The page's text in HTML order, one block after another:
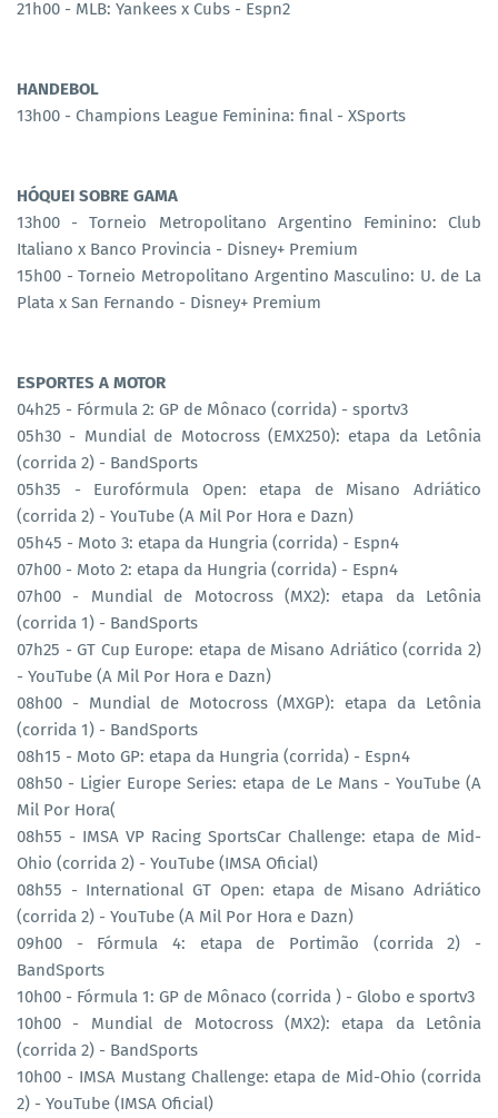
21h00 - MLB: Yankees x Cubs - Espn2
HANDEBOL
13h00 - Champions League Feminina: final - XSports
HÓQUEI SOBRE GAMA
13h00 - Torneio Metropolitano Argentino Feminino: Club
Italiano x Banco Provincia - Disney+ Premium
15h00 - Torneio Metropolitano Argentino Masculino: U. de La
Plata x San Fernando - Disney+ Premium
ESPORTES A MOTOR
04h25 - Fórmula 2: GP de Mônaco (corrida) - sportv3
05h30 - Mundial de Motocross (EMX250): etapa da Letônia
(corrida 2) - BandSports
05h35 - Eurofórmula Open: etapa de Misano Adriático
(corrida 2) - YouTube (A Mil Por Hora e Dazn)
05h45 - Moto 3: etapa da Hungria (corrida) - Espn4
07h00 - Moto 2: etapa da Hungria (corrida) - Espn4
07h00 - Mundial de Motocross (MX2): etapa da Letônia
(corrida 1) - BandSports
07h25 - GT Cup Europe: etapa de Misano Adriático (corrida 2)
- YouTube (A Mil Por Hora e Dazn)
08h00 - Mundial de Motocross (MXGP): etapa da Letônia
(corrida 1) - BandSports
08h15 - Moto GP: etapa da Hungria (corrida) - Espn4
08h50 - Ligier Europe Series: etapa de Le Mans - YouTube (A
Mil Por Hora(
08h55 - IMSA VP Racing SportsCar Challenge: etapa de Mid-
Ohio (corrida 2) - YouTube (IMSA Oficial)
08h55 - International GT Open: etapa de Misano Adriático
(corrida 2) - YouTube (A Mil Por Hora e Dazn)
09h00 - Fórmula 4: etapa de Portimão (corrida 2) -
BandSports
10h00 - Fórmula 1: GP de Mônaco (corrida ) - Globo e sportv3
10h00 - Mundial de Motocross (MX2): etapa da Letônia
(corrida 2) - BandSports
10h00 - IMSA Mustang Challenge: etapa de Mid-Ohio (corrida
2) - YouTube (IMSA Oficial)